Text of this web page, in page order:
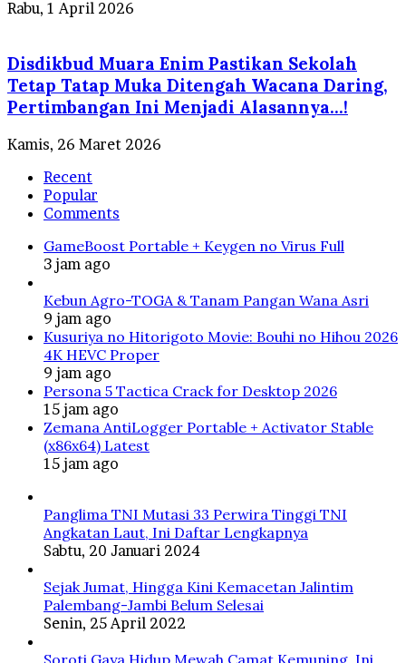
Rabu, 1 April 2026
Disdikbud Muara Enim Pastikan Sekolah
Tetap Tatap Muka Ditengah Wacana Daring,
Pertimbangan Ini Menjadi Alasannya…!
Kamis, 26 Maret 2026
Recent
Popular
Comments
GameBoost Portable + Keygen no Virus Full
3 jam ago
Kebun Agro-TOGA & Tanam Pangan Wana Asri
9 jam ago
Kusuriya no Hitorigoto Movie: Bouhi no Hihou 2026
4K HEVC Proper
9 jam ago
Persona 5 Tactica Crack for Desktop 2026
15 jam ago
Zemana AntiLogger Portable + Activator Stable
(x86x64) Latest
15 jam ago
Panglima TNI Mutasi 33 Perwira Tinggi TNI
Angkatan Laut, Ini Daftar Lengkapnya
Sabtu, 20 Januari 2024
Sejak Jumat, Hingga Kini Kemacetan Jalintim
Palembang-Jambi Belum Selesai
Senin, 25 April 2022
Soroti Gaya Hidup Mewah Camat Kemuning, Ini